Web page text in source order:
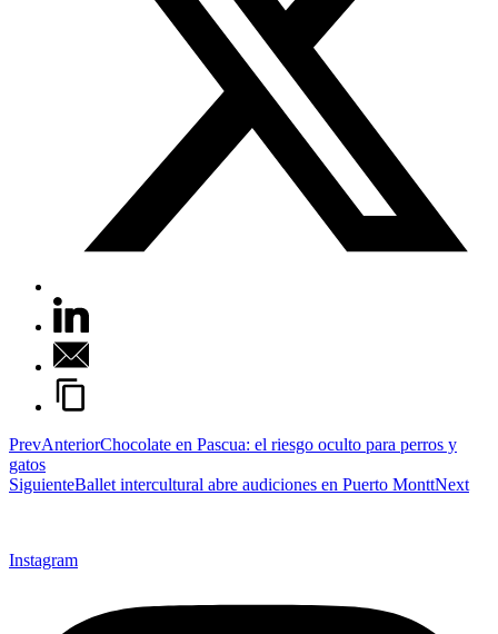
PrevAnteriorChocolate en Pascua: el riesgo oculto para perros y
gatos
SiguienteBallet intercultural abre audiciones en Puerto MonttNext
Instagram